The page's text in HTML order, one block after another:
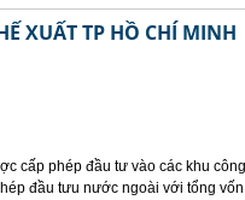
XUẤT TP HỒ CHÍ MINH
cấp phép đầu tư vào các khu
đầu tưu nước ngoài với tổng